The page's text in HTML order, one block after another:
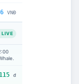
VNĐ
LIVE
đ